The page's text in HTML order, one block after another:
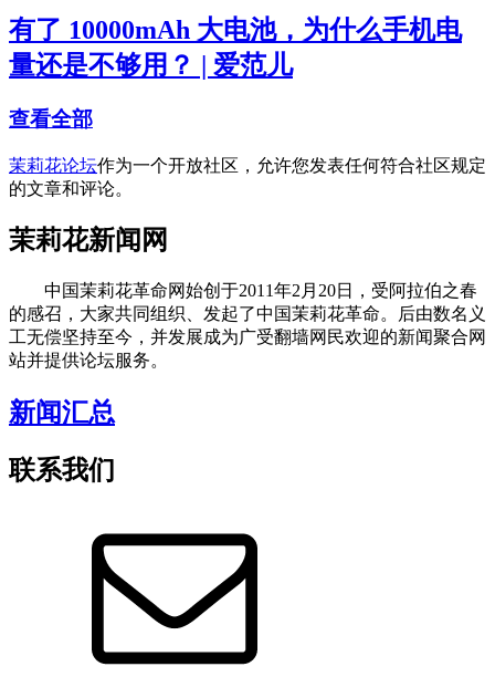
有了 10000mAh 大电池，为什么手机电
量还是不够用？ | 爱范儿
查看全部
茉莉花论坛作为一个开放社区，允许您发表任何符合社区规定
的文章和评论。
茉莉花新闻网
中国茉莉花革命网始创于2011年2月20日，受阿拉伯之春
的感召，大家共同组织、发起了中国茉莉花革命。后由数名义
工无偿坚持至今，并发展成为广受翻墙网民欢迎的新闻聚合网
站并提供论坛服务。
新闻汇总
联系我们